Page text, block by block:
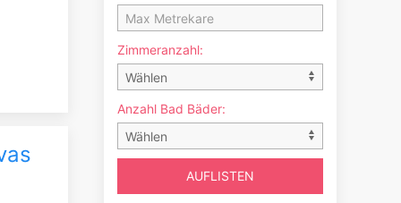
Zimmeranzahl:
Anzahl Bad Bäder: